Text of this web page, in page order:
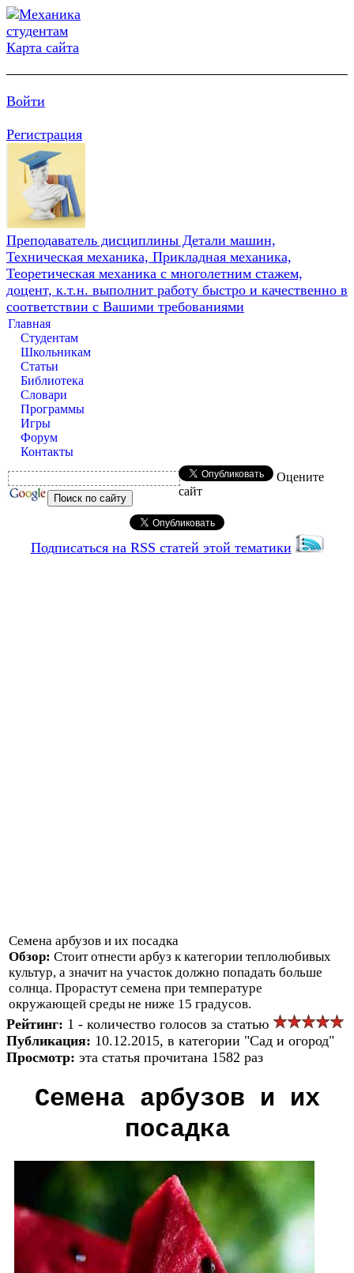
Карта сайта
Войти
Регистрация
Преподаватель дисциплины Детали машин,
Техническая механика, Прикладная механика,
Теоретическая механика с многолетним стажем,
доцент, к.т.н. выполнит работу быстро и качественно в
соответствии с Вашими требованиями
Главная
Студентам
Школьникам
Статьи
Библиотека
Словари
Программы
Игры
Форум
Контакты
Оцените
сайт
Подписаться на RSS статей этой тематики
Семена арбузов и их посадка
Обзор: Стоит отнести арбуз к категории теплолюбивых
культур, а значит на участок должно попадать больше
солнца. Прорастут семена при температуре
окружающей среды не ниже 15 градусов.
Рейтинг: 1 - количество голосов за статью
Публикация: 10.12.2015, в категории "Сад и огород"
Просмотр: эта статья прочитана 1582 раз
Семена арбузов и их
посадка